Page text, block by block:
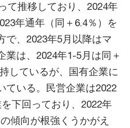
て推移しており、2024年
年通年（同＋6.4％）を
で、2023年5月以降はマ
業は、2024年1-5月は同＋
しているが、国有企業に
ている。民営企業は2022
下回っており、2022年
の傾向が根強くうかがえ